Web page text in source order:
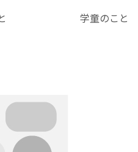
学童のこと